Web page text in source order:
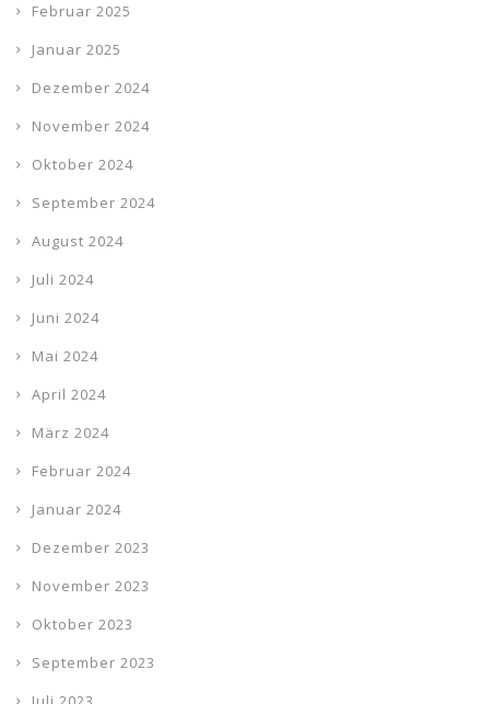
Februar 2025
Januar 2025
Dezember 2024
November 2024
Oktober 2024
September 2024
August 2024
Juli 2024
Juni 2024
Mai 2024
April 2024
März 2024
Februar 2024
Januar 2024
Dezember 2023
November 2023
Oktober 2023
September 2023